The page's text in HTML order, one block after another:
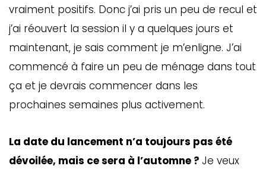
vraiment positifs. Donc j’ai pris un peu de recul et
j’ai réouvert la session il y a quelques jours et
maintenant, je sais comment je m’enligne. J’ai
commencé à faire un peu de ménage dans tout
ça et je devrais commencer dans les
prochaines semaines plus activement.
La date du lancement n’a toujours pas été
dévoilée, mais ce sera à l’automne ? Je veux